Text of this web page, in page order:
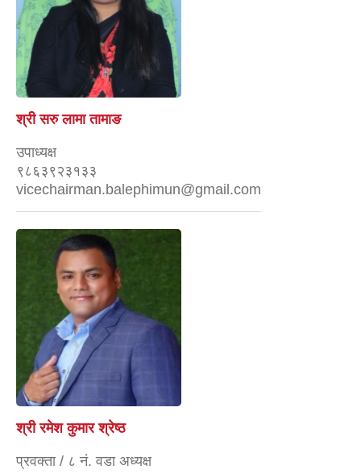
श्री सरु लामा तामाङ
उपाध्यक्ष
९८६३९२३१३३
vicechairman.balephimun@gmail.com
श्री रमेश कुमार श्रेष्ठ
प्रवक्ता / ८ नं. वडा अध्यक्ष